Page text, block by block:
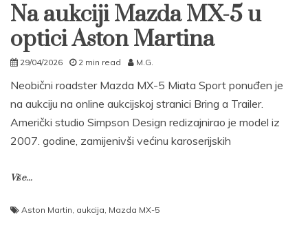
Na aukciji Mazda MX-5 u
optici Aston Martina
29/04/2026 2 min read M.G.
Neobični roadster Mazda MX-5 Miata Sport ponuđen je
na aukciju na online aukcijskoj stranici Bring a Trailer.
Američki studio Simpson Design redizajnirao je model iz
2007. godine, zamijenivši većinu karoserijskih
Više...
Aston Martin, aukcija, Mazda MX-5